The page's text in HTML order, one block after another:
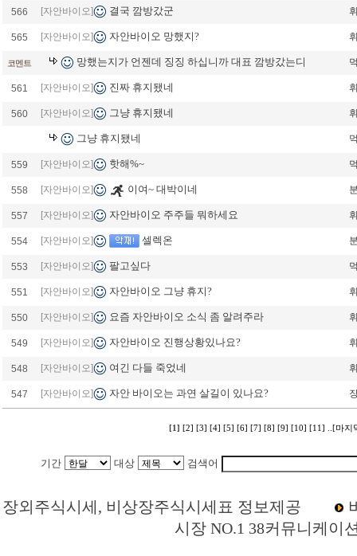
566 [자안바이오] 결국 깜방갔군
565 [자안바이오] 자안바이오 망했지?
코멘트 망했는지가 언젠데 징징 하십니까 대표 깜방갔는디
561 [자안바이오] 진짜 휴지됐네
560 [자안바이오] 그냥 휴지됐네
그냥 휴지됐네
559 [자안바이오] 핫해%~
558 [자안바이오] 이여~ 대박이네
557 [자안바이오] 자안바이오 주주들 뭐하세요
554 [자안바이오] 셀렉온
553 [자안바이오] 팔고싶다
551 [자안바이오] 자안바이오 그냥 휴지?
550 [자안바이오] 요즘 자안바이오 소식 좀 알려주라
549 [자안바이오] 자안바이오 진행상황있나요?
548 [자안바이오] 여긴 다들 죽었네
547 [자안바이오] 자안 바이오는 과연 살길이 있나요?
[1] [2] [3] [4] [5] [6] [7] [8] [9] [10] [11] ..[마지
기간 대상 검색어
장외주식시세, 비상장주식시세표 정보제공
시장 NO.1 38커뮤니케이